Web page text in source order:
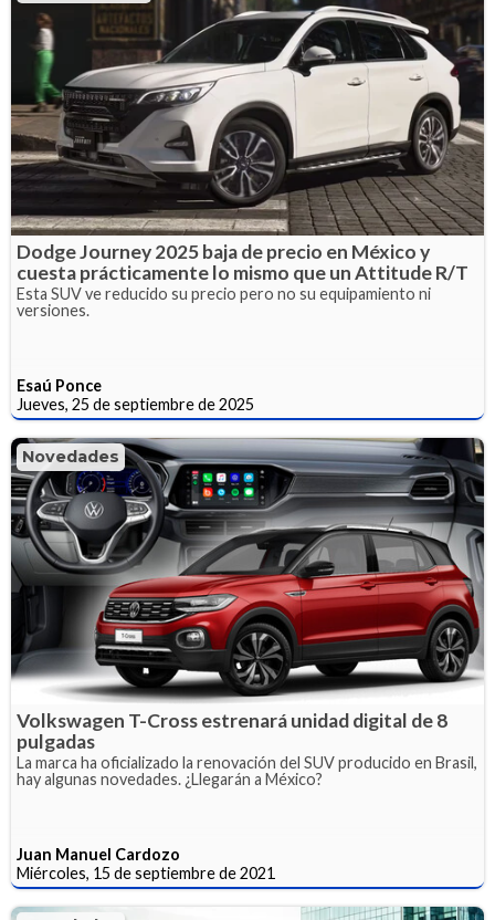
Dodge Journey 2025 baja de precio en México y
cuesta prácticamente lo mismo que un Attitude R/T
Esta SUV ve reducido su precio pero no su equipamiento ni
versiones.
Esaú Ponce
Jueves, 25 de septiembre de 2025
Novedades
Volkswagen T-Cross estrenará unidad digital de 8
pulgadas
La marca ha oficializado la renovación del SUV producido en Brasil,
hay algunas novedades. ¿Llegarán a México?
Juan Manuel Cardozo
Miércoles, 15 de septiembre de 2021